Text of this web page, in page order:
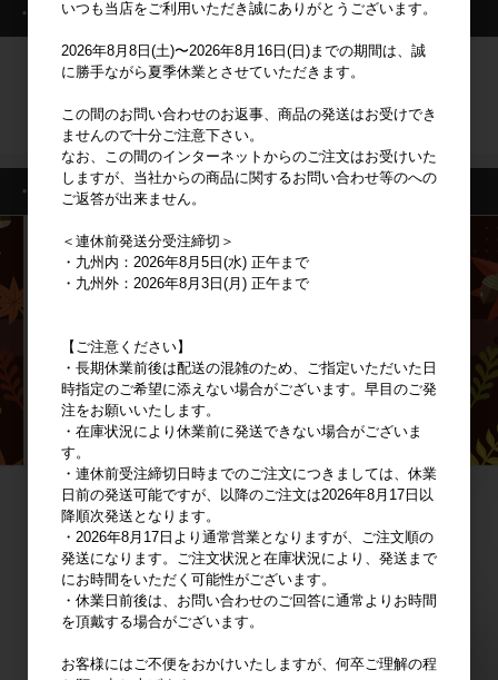
・ログイン情報
ログイン
新規会員登録
・特集一覧
いつも当店をご利用いただき誠にありがとうございます。
2026年8月8日(土)〜2026年8月16日(日)までの期間は、誠
に勝手ながら夏季休業とさせていただきます。
この間のお問い合わせのお返事、商品の発送はお受けでき
ませんので十分ご注意下さい。
なお、この間のインターネットからのご注文はお受けいた
しますが、当社からの商品に関するお問い合わせ等のへの
ご返答が出来ません。
＜連休前発送分受注締切＞
・九州内：2026年8月5日(水) 正午まで
・九州外：2026年8月3日(月) 正午まで
【ご注意ください】
・長期休業前後は配送の混雑のため、ご指定いただいた日
時指定のご希望に添えない場合がございます。早目のご発
注をお願いいたします。
・在庫状況により休業前に発送できない場合がございま
す。
・連休前受注締切日時までのご注文につきましては、休業
日前の発送可能ですが、以降のご注文は2026年8月17日以
降順次発送となります。
・2026年8月17日より通常営業となりますが、ご注文順の
発送になります。ご注文状況と在庫状況により、発送まで
にお時間をいただく可能性がございます。
・休業日前後は、お問い合わせのご回答に通常よりお時間
を頂戴する場合がございます。
お客様にはご不便をおかけいたしますが、何卒ご理解の程